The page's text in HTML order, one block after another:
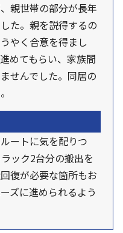
親世帯の部分が長年
た。親を説得するの
やく合意を得まし
めてもらい、家族間
せんでした。同居の
ートに気を配りつ
ック2台分の搬出を
復が必要な箇所もお
ズに進められるよう